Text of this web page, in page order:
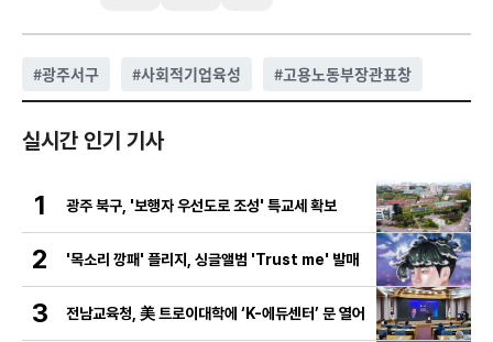
#광주서구 #사회적기업육성 #고용노동부장관표창
실시간 인기 기사
1 광주 북구, '보행자 우선도로 조성' 특교세 확보
2 '목소리 깡패' 플리지, 싱글앨범 'Trust me' 발매
3 전남교육청, 美 트로이대학에 ‘K-에듀센터’ 문 열어